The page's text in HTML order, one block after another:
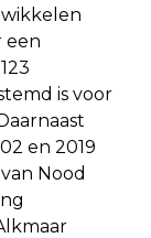
een
is voor
en 2019
Nood